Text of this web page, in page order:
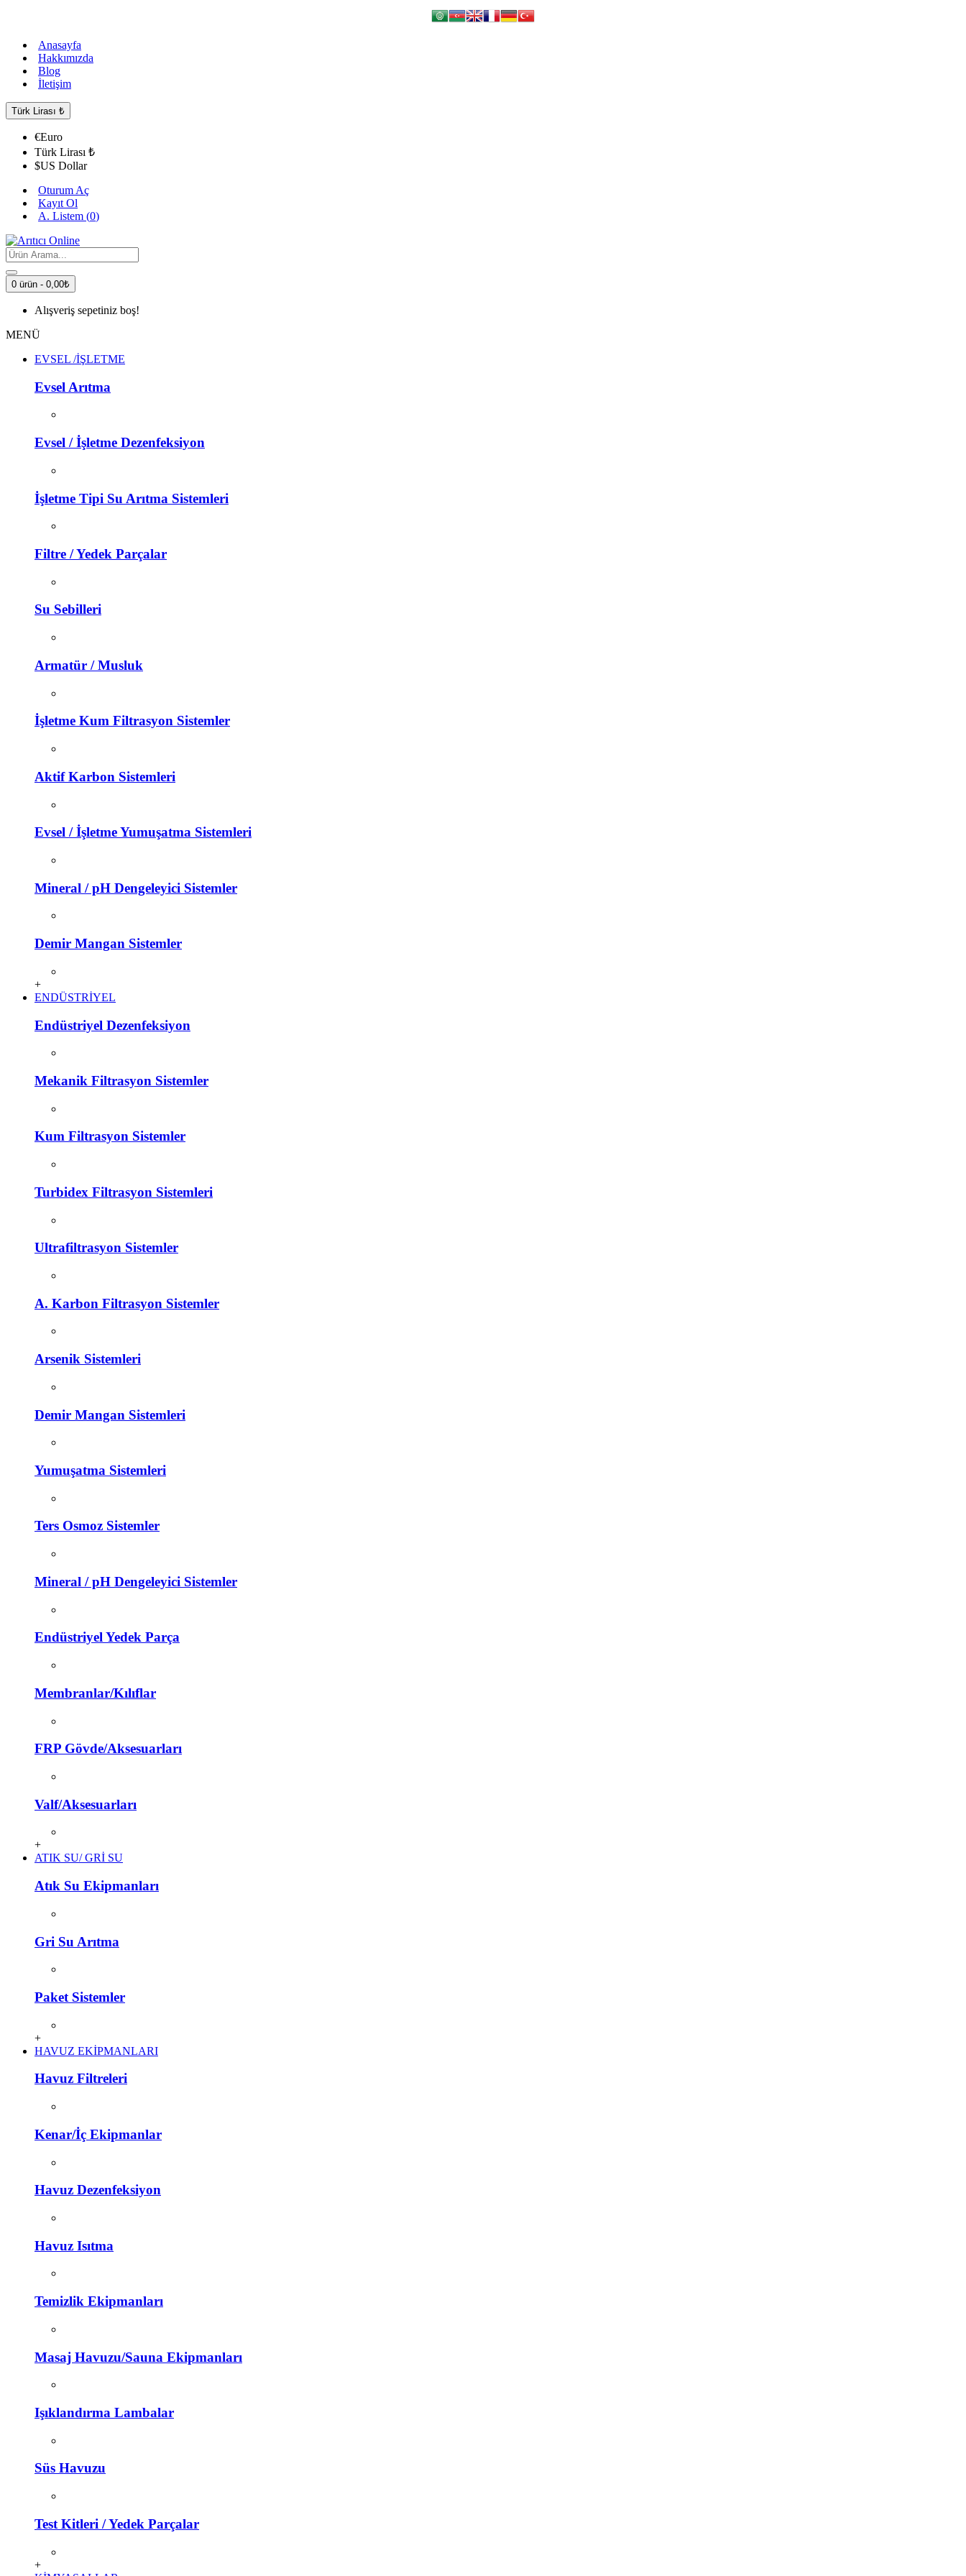
Anasayfa
Hakkımızda
Blog
İletişim
Türk Lirası ₺
€Euro
Türk Lirası ₺
$US Dollar
Oturum Aç
Kayıt Ol
A. Listem (0)
0 ürün - 0,00₺
Alışveriş sepetiniz boş!
MENÜ
EVSEL /İŞLETME
Evsel Arıtma
Evsel / İşletme Dezenfeksiyon
İşletme Tipi Su Arıtma Sistemleri
Filtre / Yedek Parçalar
Su Sebilleri
Armatür / Musluk
İşletme Kum Filtrasyon Sistemler
Aktif Karbon Sistemleri
Evsel / İşletme Yumuşatma Sistemleri
Mineral / pH Dengeleyici Sistemler
Demir Mangan Sistemler
+
ENDÜSTRİYEL
Endüstriyel Dezenfeksiyon
Mekanik Filtrasyon Sistemler
Kum Filtrasyon Sistemler
Turbidex Filtrasyon Sistemleri
Ultrafiltrasyon Sistemler
A. Karbon Filtrasyon Sistemler
Arsenik Sistemleri
Demir Mangan Sistemleri
Yumuşatma Sistemleri
Ters Osmoz Sistemler
Mineral / pH Dengeleyici Sistemler
Endüstriyel Yedek Parça
Membranlar/Kılıflar
FRP Gövde/Aksesuarları
Valf/Aksesuarları
+
ATIK SU/ GRİ SU
Atık Su Ekipmanları
Gri Su Arıtma
Paket Sistemler
+
HAVUZ EKİPMANLARI
Havuz Filtreleri
Kenar/İç Ekipmanlar
Havuz Dezenfeksiyon
Havuz Isıtma
Temizlik Ekipmanları
Masaj Havuzu/Sauna Ekipmanları
Işıklandırma Lambalar
Süs Havuzu
Test Kitleri / Yedek Parçalar
+